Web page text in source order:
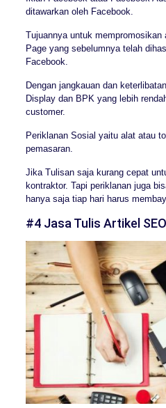
ditawarkan oleh Facebook.
Tujuannya untuk
Page yang sebelumnya telah
Facebook.
Dengan jangkauan dan
Display dan BPK yang lebih
customer.
Periklanan Sosial yaitu alat atau
pemasaran.
Jika Tulisan saja kurang cepat
kontraktor. Tapi periklanan juga
hanya saja tiap hari harus
#4 Jasa Tulis Artikel SEO